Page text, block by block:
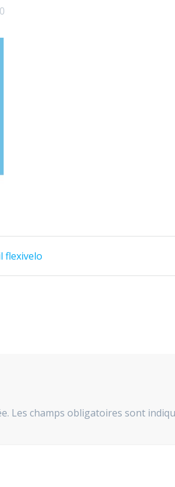
0
flexivelo
Les champs obligatoires sont